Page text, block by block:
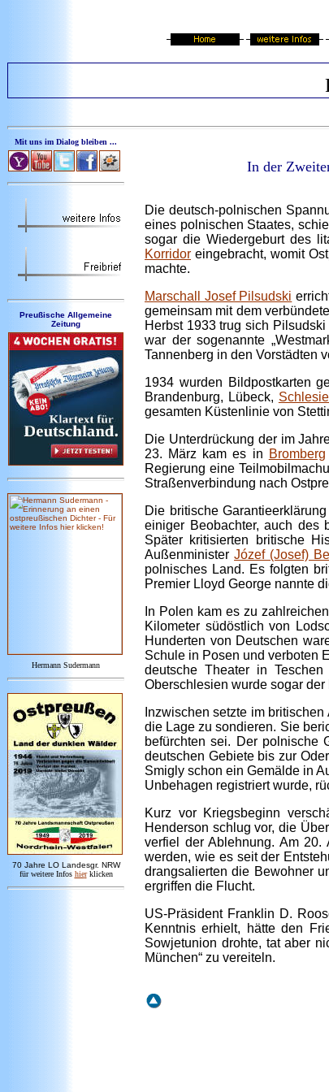
Mit uns im Dialog bleiben ...
Preußische Allgemeine
Zeitung
Hermann Sudermann
70 Jahre LO Landesgr. NRW
für weitere Infos hier klicken
In der
Die deutsch-polnischen
eines polnischen Staates,
sogar die Wiedergeburt des
Korridor eingebracht, womit
machte.
Marschall Josef Pilsudski
gemeinsam mit dem
Herbst 1933 trug sich
war der sogenannte
Tannenberg in den Vorstädten
1934 wurden Bildpostkarten
Brandenburg, Lübeck,
gesamten Küstenlinie von
Die Unterdrückung der im
23. März kam es in Bromberg
Regierung eine
Straßenverbindung nach
Die britische
einiger Beobachter, auch des
Später kritisierten britische
AußenministerJózef (Josef)
polnisches Land. Es folgten
Premier Lloyd George nannte
In Polen kam es zu
Kilometer südöstlich von
Hunderten von Deutschen
Schule in Posen und verboten
deutsche Theater in
Oberschlesien wurde sogar
Inzwischen setzte im
die Lage zu sondieren. Sie
befürchten sei. Der polnische
deutschen Gebiete bis zur
Smigly schon ein Gemälde in
Unbehagen registriert wurde,
Kurz vor Kriegsbeginn
Henderson schlug vor, die
verfiel der Ablehnung. Am 20.
werden, wie es seit der
drangsalierten die Bewohner
ergriffen die Flucht.
US-Präsident Franklin D.
Kenntnis erhielt, hätte den
Sowjetunion drohte, tat aber
München“ zu vereiteln.